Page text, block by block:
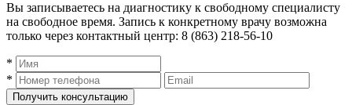
Вы записываетесь на диагностику к свободному специалисту
на свободное время. Запись к конкретному врачу возможна
только через контактный центр: 8 (863) 218-56-10
*
*